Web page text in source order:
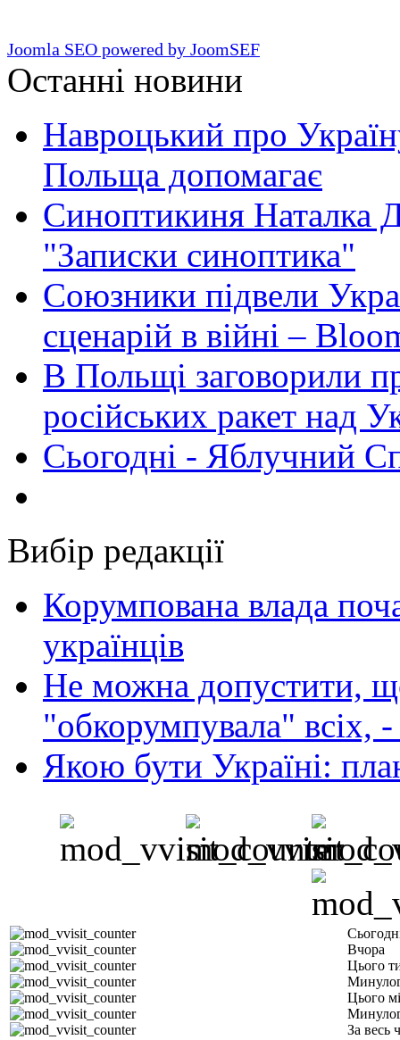
Joomla SEO powered by JoomSEF
Останні новини
Навроцький про
Польща допомагає
Синоптикиня Наталка
"Записки синоптика"
Союзники підвели
сценарій в війні –
В Польщі заговорили
російських ракет над
Сьогодні - Яблучний
Вибір редакції
Корумпована влада
українців
Не можна допустити,
"обкорумпувала" всіх,
Якою бути Україні:
Вчора
Цього
Цього
За весь